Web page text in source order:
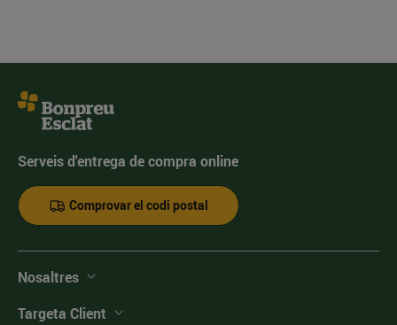
Serveis d'entrega de compra online
Comprovar el codi postal
Nosaltres
Targeta Client